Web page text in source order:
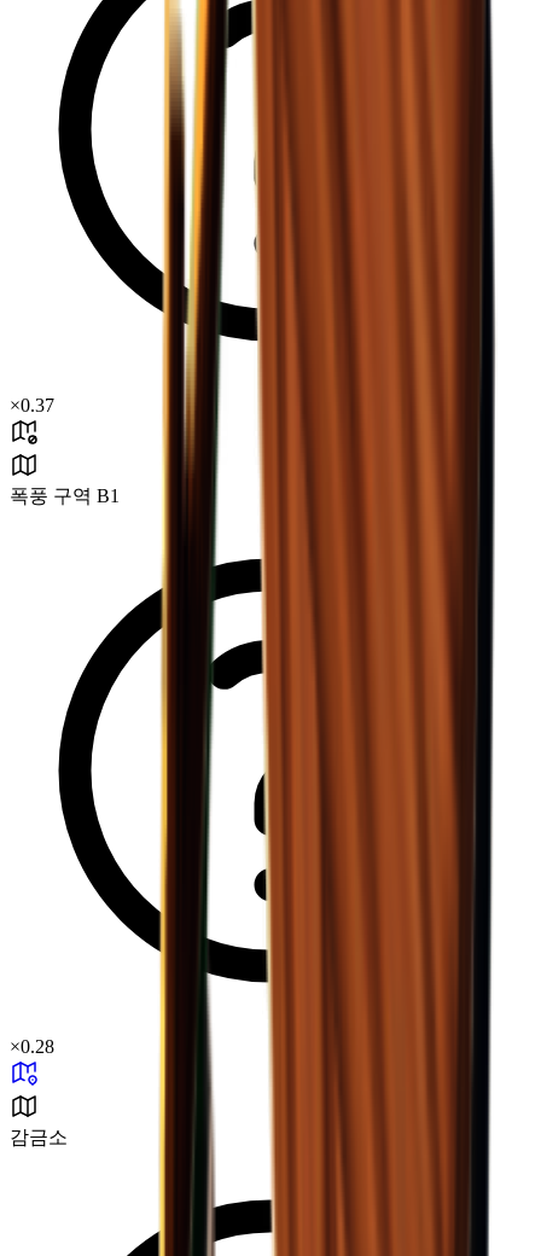
×0.37
폭풍 구역 B1
×0.28
감금소